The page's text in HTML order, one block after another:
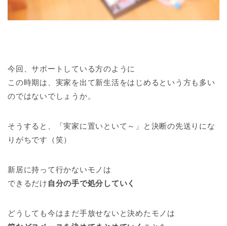
今回、サポートしている方のように
この時期は、実家を出て新生活をはじめるという方も多い
のではないでしょうか。
そうすると、「実家に置いといて～」と決断の先送りにな
りがちです（笑）
新居に持って行かないモノは
できるだけ 自分の手で処分していく
どうしても今はまだ手放せないと決めたモノは